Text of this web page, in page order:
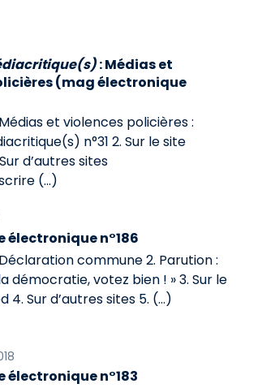
: Médias et
(mag électronique
Médias et violences policières :
n°31 2. Sur le site
d’autres sites
(…)
électronique n°186
Déclaration commune 2. Parution :
démocratie, votez bien ! » 3. Sur le
4. Sur d’autres sites 5. (…)
électronique n°183